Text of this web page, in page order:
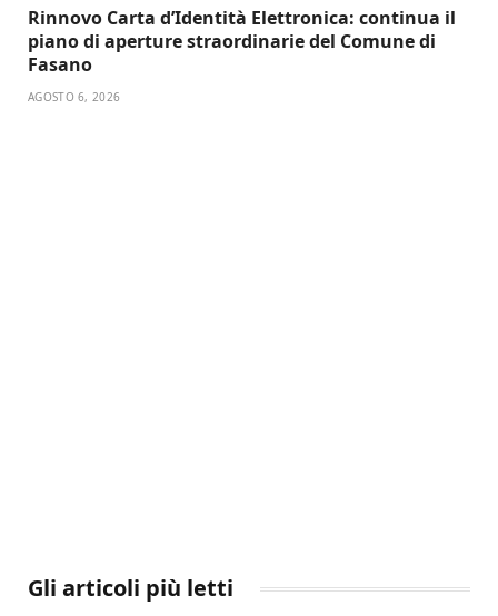
Rinnovo Carta d’Identità Elettronica: continua il
piano di aperture straordinarie del Comune di
Fasano
AGOSTO 6, 2026
Gli articoli più letti